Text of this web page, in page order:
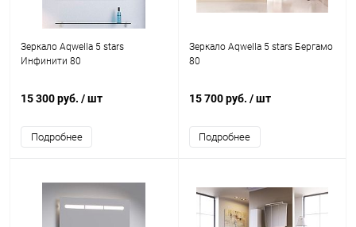
Зеркало Aqwella 5 stars
Инфинити 80
15 300 руб. / шт
Подробнее
Зеркало Aqwella 5 stars Бергамо
80
15 700 руб. / шт
Подробнее